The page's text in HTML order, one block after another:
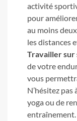
activité
pour
au moins
les distances
Travailler sur
de votre
vous
N’hésitez pas
yoga ou de
entraînement.